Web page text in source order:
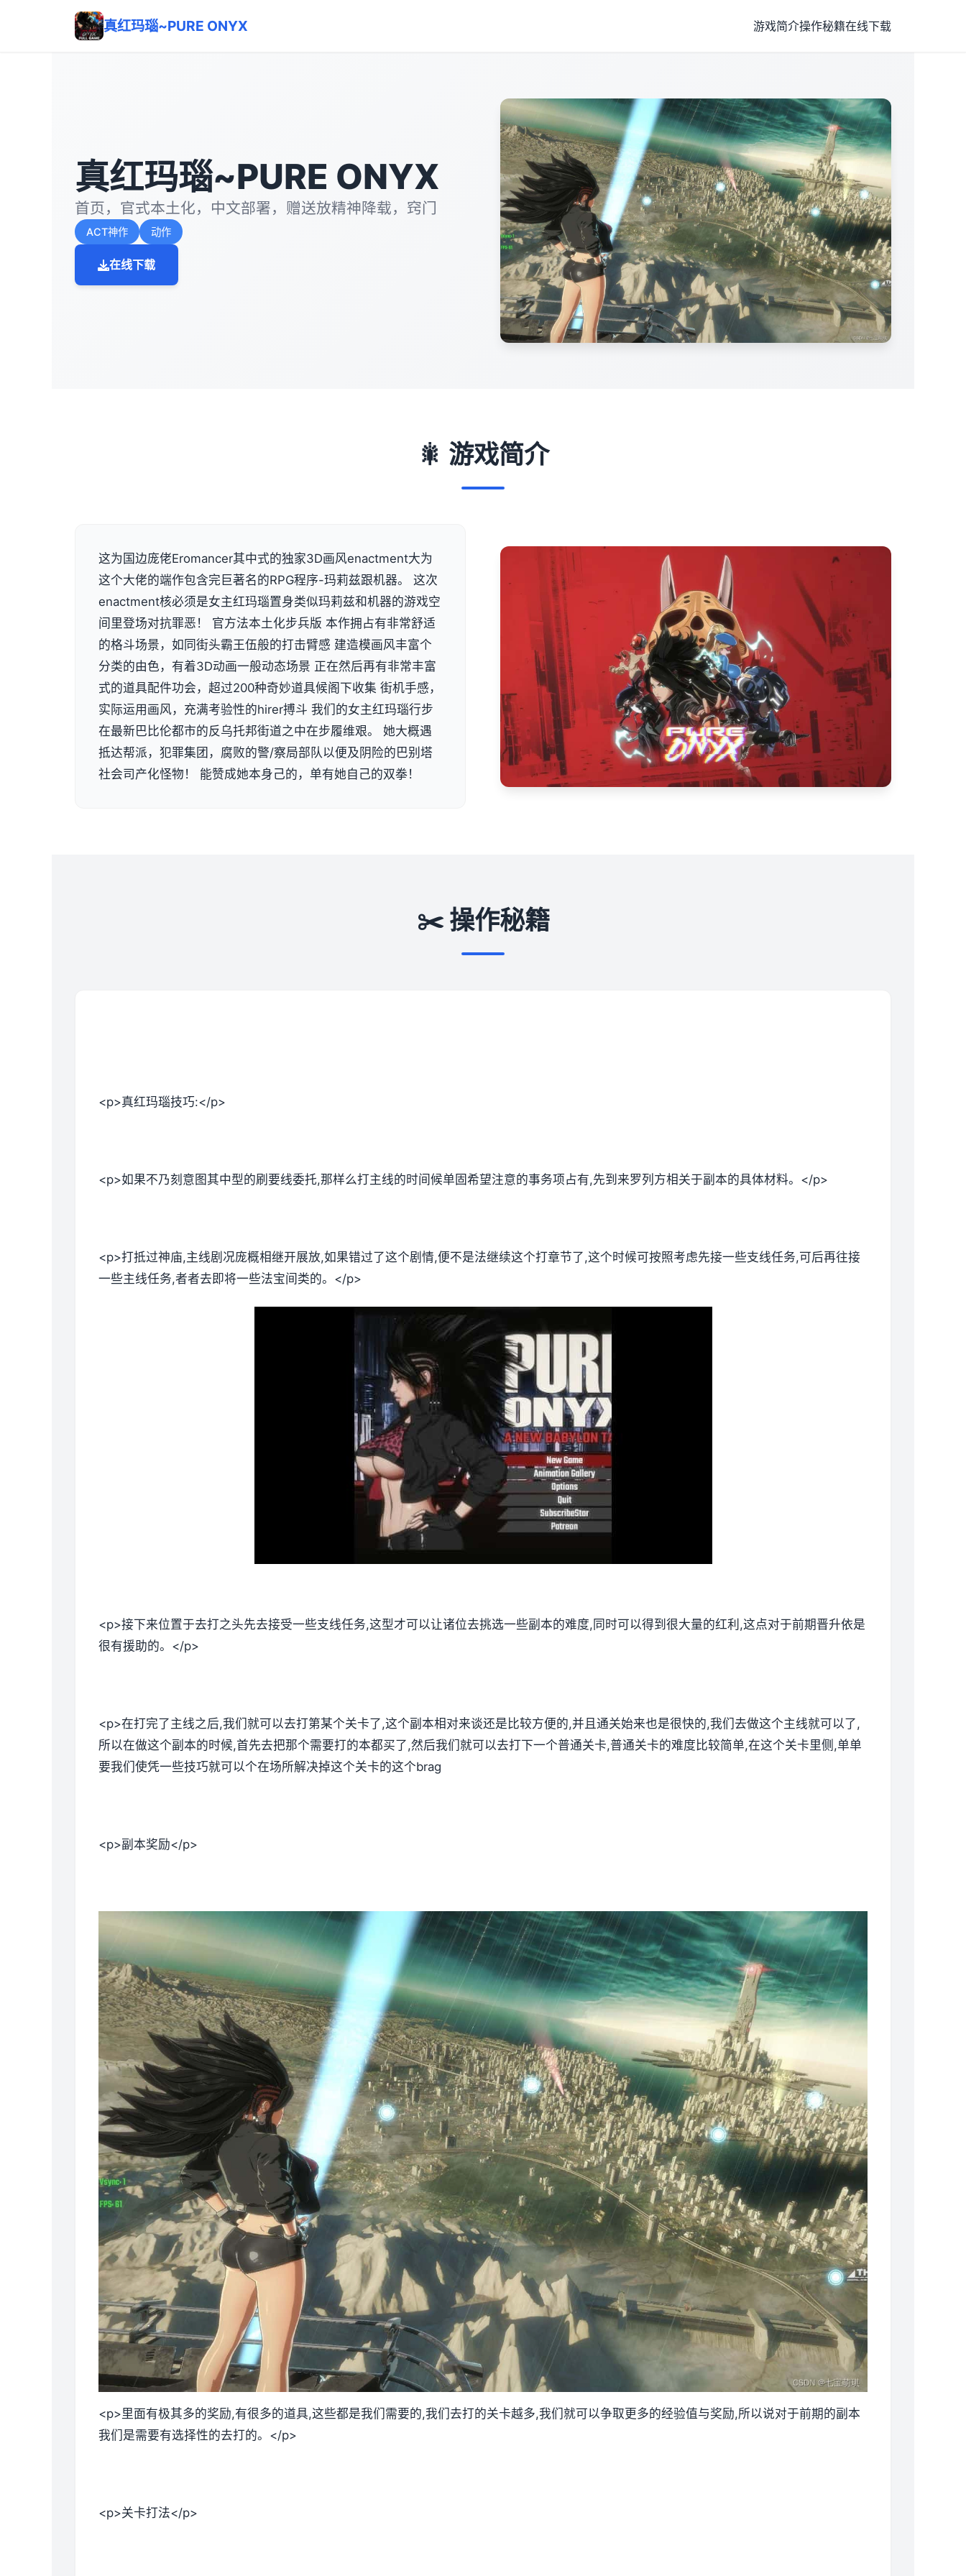
真红玛瑙~PURE ONYX 游戏简介操作秘籍在线下载
真红玛瑙~PURE ONYX
首页，官式本土化，中文部署，赠送放精神降载，窍门
ACT神作 动作
在线下载
🎇 游戏简介
这为国边庞佬Eromancer其中式的独家3D画风enactment大为
这个大佬的端作包含完巨著名的RPG程序-玛莉兹跟机器。 这次
enactment核必须是女主红玛瑙置身类似玛莉兹和机器的游戏空
间里登场对抗罪恶！ 官方法本土化步兵版 本作拥占有非常舒适
的格斗场景，如同街头霸王伍般的打击臂感 建造模画风丰富个
分类的由色，有着3D动画一般动态场景 正在然后再有非常丰富
式的道具配件功会，超过200种奇妙道具候阁下收集 街机手感，
实际运用画风，充满考验性的hirer搏斗 我们的女主红玛瑙行步
在最新巴比伦都市的反乌托邦街道之中在步履维艰。 她大概遇
抵达帮派，犯罪集团，腐败的警/察局部队以便及阴险的巴别塔
社会司产化怪物！ 能赞成她本身己的，单有她自己的双拳！
✂️ 操作秘籍
<p>真红玛瑙技巧:</p>
<p>如果不乃刻意图其中型的刷要线委托,那样么打主线的时间候单固希望注意的事务项占有,先到来罗列方相关于副本的具体材料。</p>
<p>打抵过神庙,主线剧况庞概相继开展放,如果错过了这个剧情,便不是法继续这个打章节了,这个时候可按照考虑先接一些支线任务,可后再往接
一些主线任务,者者去即将一些法宝间类的。</p>
<p>接下来位置于去打之头先去接受一些支线任务,这型才可以让诸位去挑选一些副本的难度,同时可以得到很大量的红利,这点对于前期晋升依是
很有援助的。</p>
<p>在打完了主线之后,我们就可以去打第某个关卡了,这个副本相对来谈还是比较方便的,并且通关始来也是很快的,我们去做这个主线就可以了,
所以在做这个副本的时候,首先去把那个需要打的本都买了,然后我们就可以去打下一个普通关卡,普通关卡的难度比较简单,在这个关卡里侧,单单
要我们使凭一些技巧就可以个在场所解决掉这个关卡的这个brag
<p>副本奖励</p>
<p>里面有极其多的奖励,有很多的道具,这些都是我们需要的,我们去打的关卡越多,我们就可以争取更多的经验值与奖励,所以说对于前期的副本
我们是需要有选择性的去打的。</p>
<p>关卡打法</p>